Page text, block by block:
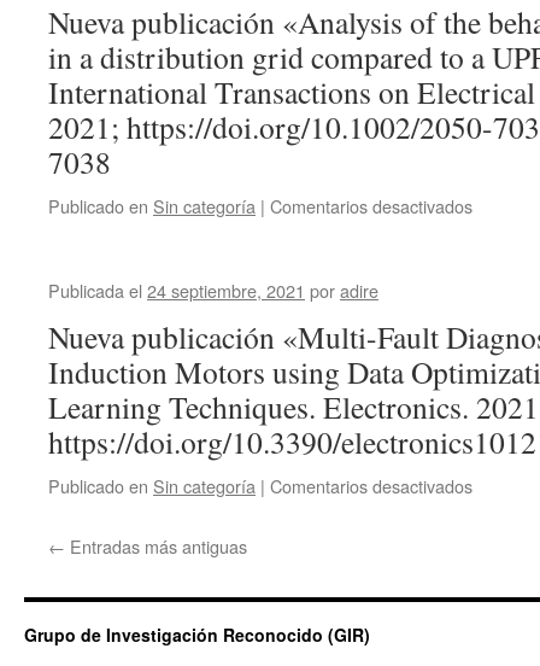
Nueva publicación «Analysis of the
in a distribution grid compared to a
International Transactions on
2021; https://doi.org/10.1002/2050-
7038
Publicado en Sin categoría | Comentarios desactivadosen
Publicada el 24 septiembre, 2021 poradire
Nueva publicación «Multi-Fault
Induction Motors using Data
Learning Techniques. Electronics.
https://doi.org/10.3390/
Publicado en Sin categoría | Comentarios desactivadosen
← Entradas más antiguas
Grupo de Investigación Reconocido (GIR)